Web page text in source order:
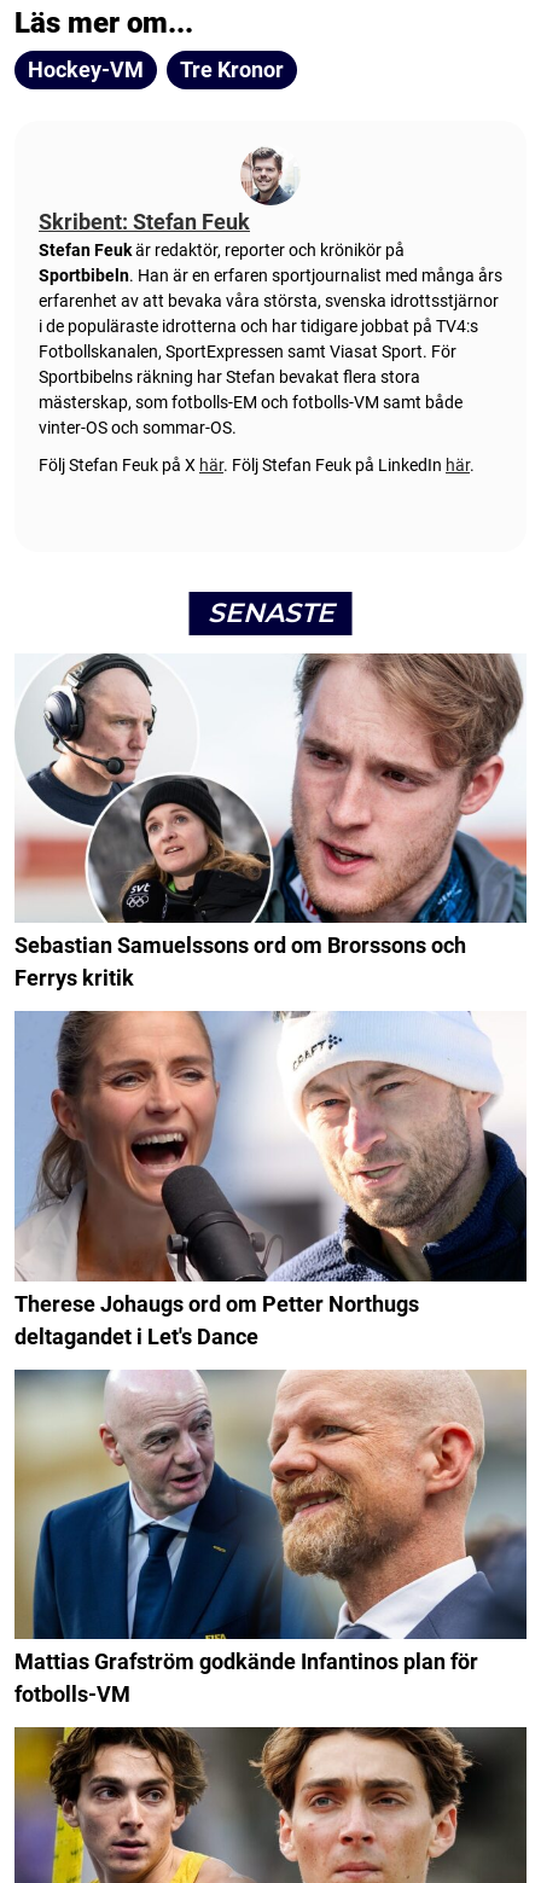
Läs mer om...
Hockey-VM Tre Kronor
Skribent: Stefan Feuk
Stefan Feukär redaktör, reporter och krönikör på
Sportbibeln. Han är en erfaren sportjournalist med många års
erfarenhet av att bevaka våra största, svenska idrottsstjärnor
i de populäraste idrotterna och har tidigare jobbat på TV4:s
Fotbollskanalen, SportExpressen samt Viasat Sport. För
Sportbibelns räkning har Stefan bevakat flera stora
mästerskap, som fotbolls-EM och fotbolls-VM samt både
vinter-OS och sommar-OS.
Följ Stefan Feuk på X här. Följ Stefan Feuk på LinkedIn här.
SENASTE
Sebastian Samuelssons ord om Brorssons och
Ferrys kritik
Therese Johaugs ord om Petter Northugs
deltagandet i Let's Dance
Mattias Grafström godkände Infantinos plan för
fotbolls-VM